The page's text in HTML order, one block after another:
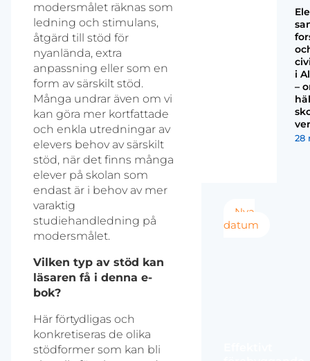
modersmålet räknas som
ledning och stimulans,
åtgärd till stöd för
nyanlända, extra
anpassning eller som en
form av särskilt stöd.
Många undrar även om vi
kan göra mer kortfattade
och enkla utredningar av
elevers behov av särskilt
stöd, när det finns många
elever på skolan som
endast är i behov av mer
varaktig
studiehandledning på
modersmålet.
Vilken typ av stöd kan
läsaren få i denna e-
bok?
Här förtydligas och
konkretiseras de olika
stödformer som kan bli
i
–
28
Nya
datum